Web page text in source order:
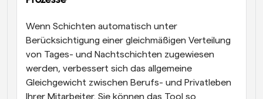
Wenn Schichten automatisch unter
Berücksichtigung einer gleichmäßigen Verteilung
von Tages- und Nachtschichten zugewiesen
werden, verbessert sich das allgemeine
Gleichgewicht zwischen Berufs- und Privatleben
Ihrer Mitarbeiter. Sie können das Tool so